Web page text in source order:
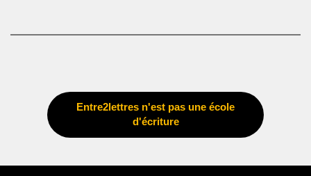
Entre2lettres n'est pas une école
d'écriture